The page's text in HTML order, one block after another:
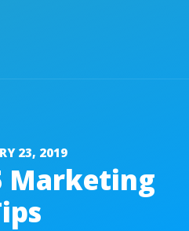
23, 2019
Marketing